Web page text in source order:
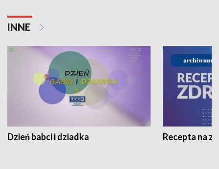
INNE
Dzień babci i dziadka Recepta na